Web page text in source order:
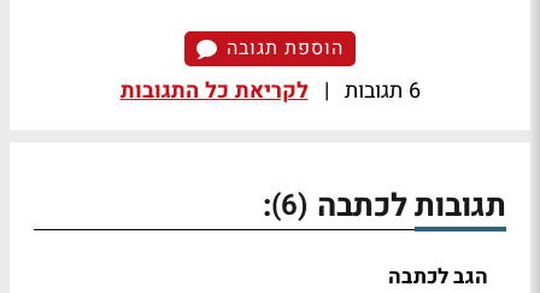
הוספת תגובה
6 תגובות | לקריאת כל התגובות
תגובות לכתבה (6)
:
הגב לכתבה